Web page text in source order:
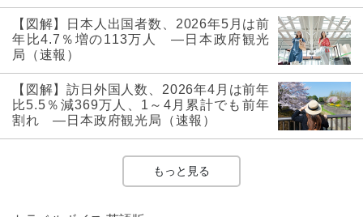
【図解】日本人出国者数、2026年5月は前
年比4.7％増の113万人 ―日本政府観光
局（速報）
【図解】訪日外国人数、2026年4月は前年
比5.5％減369万人、1～4月累計でも前年
割れ ―日本政府観光局（速報）
もっと見る